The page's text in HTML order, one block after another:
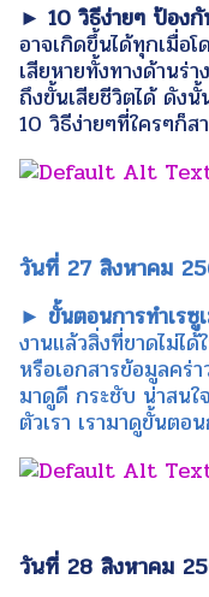
► 10 วิธีง่ายๆ ป้องกั
อาจเกิดขึ้นได้ทุกเมื่อ
เสียหายทั้งทางด้านร่
ถึงขั้นเสียชีวิตได้ ดังนั้
10 วิธีง่ายๆที่ใครๆก็ส
วันที่ 27 สิงหาคม
► ขั้นตอนการทำเรซู
งานแล้วสิ่งที่ขาดไม่ไ
หรือเอกสารข้อมูลคร่
มาดูดี กระชับ น่าสน
ตัวเรา เรามาดูขั้นต
วันที่ 28 สิงหาคม